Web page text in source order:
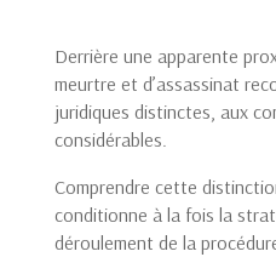
Derrière une apparente
meurtre et d’assassinat
juridiques distinctes, aux
considérables.
Comprendre cette
conditionne à la fois la
déroulement de la